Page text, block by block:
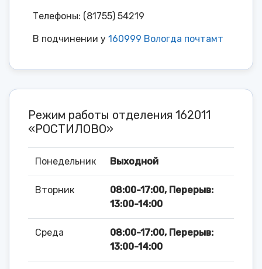
Телефоны: (81755) 54219
В подчинении у 160999 Вологда почтамт
Режим работы отделения 162011
«РОСТИЛОВО»
Понедельник Выходной
Вторник
08:00-17:00, Перерыв:
13:00-14:00
Среда
08:00-17:00, Перерыв:
13:00-14:00